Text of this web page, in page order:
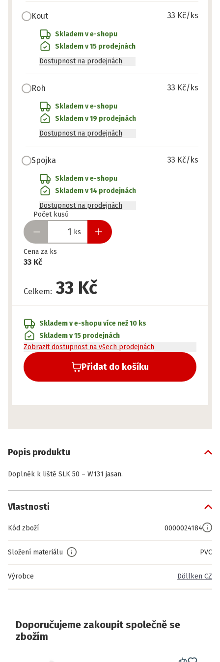
Kout 33 Kč/ks
Skladem v e-shopu
Skladem v 15 prodejnách
Dostupnost na prodejnách
Roh 33 Kč/ks
Skladem v e-shopu
Skladem v 19 prodejnách
Dostupnost na prodejnách
Spojka 33 Kč/ks
Skladem v e-shopu
Skladem v 14 prodejnách
Dostupnost na prodejnách
Počet kusů
ks
Připraveno
Cena za ks
33 Kč
Celkem: 33 Kč
Přidat do košíku
Skladem v e-shopuvíce než 10 ks
Skladem v 15 prodejnách
Zobrazit dostupnost na všech prodejnách
Popis produktu
Doplněk k liště SLK 50 – W131 jasan.
Vlastnosti
Kód zboží 0000024184
Složení materiálu PVC
Výrobce Döllken CZ
Doporučujeme zakoupit společně se
zbožím